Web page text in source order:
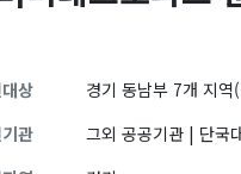
상
경기 동남부 7개 지
관
그외 공공기관 | 단국